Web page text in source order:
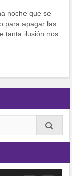
noche que se
para apagar las
tanta ilusión nos